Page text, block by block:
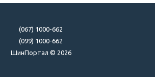
(067) 1000-662
(099) 1000-662
ШинПортал © 2026